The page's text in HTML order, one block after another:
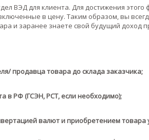
ВЭД для клиента. Для достижения этого
в цену. Таким образом, вы
и заранее знаете свой будущий доход
продавца товара до склада заказчика;
в РФ (ГСЭН, РСТ, если необходимо);
валют и приобретением товара